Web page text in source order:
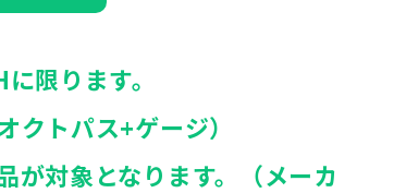
限ります。
トパス+ゲージ）
が対象となります。（メーカ